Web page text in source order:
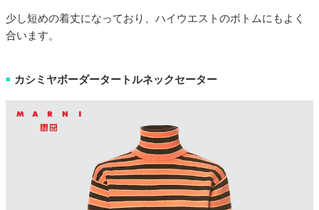
少し短めの着丈になっており、ハイウエストのボトムにもよく
合います。
■ カシミヤボーダータートルネックセーター